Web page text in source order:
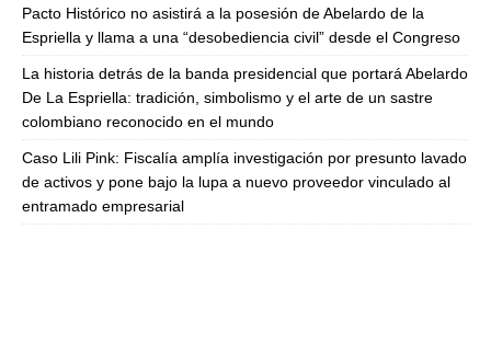
Pacto Histórico no asistirá a la posesión de Abelardo de la
Espriella y llama a una “desobediencia civil” desde el Congreso
La historia detrás de la banda presidencial que portará Abelardo
De La Espriella: tradición, simbolismo y el arte de un sastre
colombiano reconocido en el mundo
Caso Lili Pink: Fiscalía amplía investigación por presunto lavado
de activos y pone bajo la lupa a nuevo proveedor vinculado al
entramado empresarial